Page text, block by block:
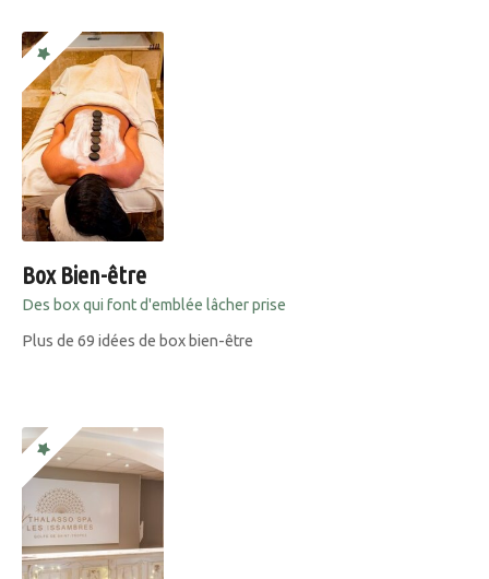
Box Bien-être
Des box qui font d'emblée lâcher prise
Plus de 69 idées de box bien-être